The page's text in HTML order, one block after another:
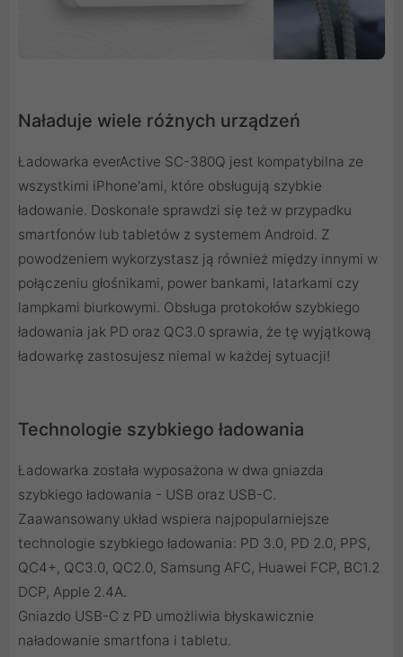
Naładuje wiele różnych urządzeń
Ładowarka everActive SC-380Q jest kompatybilna ze
wszystkimi iPhone'ami, które obsługują szybkie
ładowanie. Doskonale sprawdzi się też w przypadku
smartfonów lub tabletów z systemem Android. Z
powodzeniem wykorzystasz ją również między innymi w
połączeniu głośnikami, power bankami, latarkami czy
lampkami biurkowymi. Obsługa protokołów szybkiego
ładowania jak PD oraz QC3.0 sprawia, że tę wyjątkową
ładowarkę zastosujesz niemal w każdej sytuacji!
Technologie szybkiego ładowania
Ładowarka została wyposażona w dwa gniazda
szybkiego ładowania - USB oraz USB-C.
Zaawansowany układ wspiera najpopularniejsze
technologie szybkiego ładowania: PD 3.0, PD 2.0, PPS,
QC4+, QC3.0, QC2.0, Samsung AFC, Huawei FCP, BC1.2
DCP, Apple 2.4A.
Gniazdo USB-C z PD umożliwia błyskawicznie
naładowanie smartfona i tabletu.